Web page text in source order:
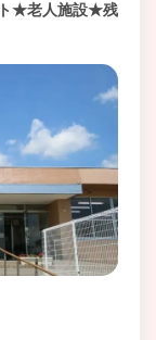
ト★老人施設★残